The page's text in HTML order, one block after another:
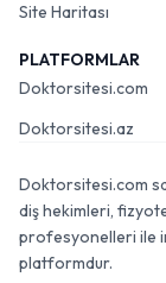
Site Haritası
PLATFORMLAR
Doktorsitesi.com
Doktorsitesi.az
Doktorsitesi.com
diş hekimleri,
profesyonelleri ile
platformdur.